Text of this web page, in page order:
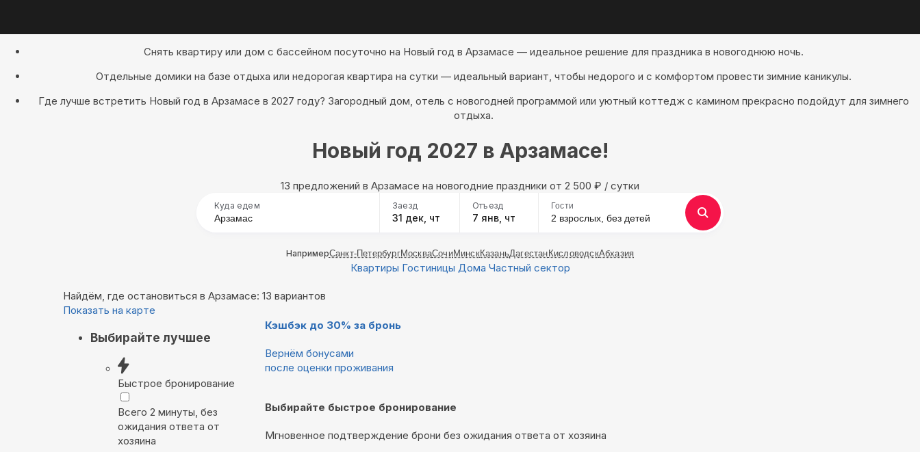
Снять квартиру или дом с бассейном посуточно на Новый год в Арзамасе — идеальное решение для праздника в новогоднюю ночь.
Отдельные домики на базе отдыха или недорогая квартира на сутки — идеальный вариант, чтобы недорого и с комфортом провести зимние каникулы.
Где лучше встретить Новый год в Арзамасе в 2027 году? Загородный дом, отель с новогодней программой или уютный коттедж с камином прекрасно подойдут для зимнего
отдыха.
Новый год 2027 в Арзамасе!
13 предложений в Арзамасе на новогодние праздники oт 2 500 ₽ / сутки
Куда едем Заезд
31 дек, чт
Отъезд
7 янв, чт
Гости
2 взрослых, без детей
НапримерСанкт-ПетербургМоскваСочиМинскКазаньДагестан КисловодскАбхазия
Квартиры Гостиницы Дома Частный сектор
Найдём, где остановиться в Арзамасе: 13 вариантов
Показать на карте
Выбирайте лучшее
Быстрое бронирование
Всего 2 минуты, без
ожидания ответа от
хозяина
Кэшбэк до 30% за бронь
Вернём бонусами
после оценки проживания
Выбирайте быстрое бронирование
Мгновенное подтверждение брони без ожидания ответа от хозяина